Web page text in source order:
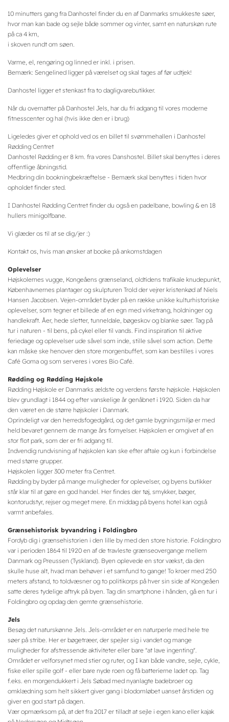
10 minutters gang fra Danhostel finder du en af Danmarks smukkeste søer,
hvor man kan bade og sejle både sommer og vinter, samt en naturskøn rute
på ca 4 km,
i skoven rundt om søen.
Varme, el, rengøring og linned er inkl. i prisen.
Bemærk: Sengelined ligger på værelset og skal tages af før udtjek!
Danhostel ligger et stenkast fra to dagligvarebutikker.
Når du overnatter på Danhostel Jels, har du fri adgang til vores moderne
fitnesscenter og hal (hvis ikke den er i brug)
Ligeledes giver et ophold ved os en billet til svømmehallen i Danhostel
Rødding Centret
Danhostel Rødding er 8 km. fra vores Danshostel. Billet skal benyttes i deres
offentlige åbningstid.
Medbring din bookningbekræftelse - Bemærk skal benyttes i tiden hvor
opholdet finder sted.
I Danhostel Rødding Centret finder du også en padelbane, bowling & en 18
hullers minigolfbane.
Vi glæder os til at se dig/jer :)
Kontakt os, hvis man ønsker at booke på ankomstdagen
Oplevelser
Højskolernes vugge, Kongeåens grænseland, oldtidens trafikale knudepunkt,
Københavnernes plantager og skulpturen Trold der vejrer kristenkød af Niels
Hansen Jacobsen. Vejen-området byder på en række unikke kulturhistoriske
oplevelser, som tegner et billede af en egn med virketrang, holdninger og
handlekraft. Åer, hede sletter, tunneldale, bøgeskov og blanke søer. Tag på
tur i naturen - til bens, på cykel eller til vands. Find inspiration til aktive
feriedage og oplevelser ude såvel som inde, stille såvel som action. Dette
kan måske ske henover den store morgenbuffet, som kan bestilles i vores
Café Goma og som serveres i vores Bio Café.
Rødding og Rødding Højskole
Rødding Højskole er Danmarks ældste og verdens første højskole. Højskolen
blev grundlagt i 1844 og efter vanskelige år genåbnet i 1920. Siden da har
den været en de større højskoler i Danmark.
Oprindeligt var den herredsfogedgård, og det gamle bygningsmiljø er med
held bevaret gennem de mange års fornyelser. Højskolen er omgivet af en
stor flot park, som der er fri adgang til.
Indvendig rundvisning af højskolen kan ske efter aftale og kun i forbindelse
med større grupper.
Højskolen ligger 300 meter fra Centret.
Rødding by byder på mange muligheder for oplevelser, og byens butikker
står klar til at gøre en god handel. Her findes der tøj, smykker, bøger,
kontorudstyr, rejser og meget mere. En middag på byens hotel kan også
varmt anbefales.
Grænsehistorisk byvandring i Foldingbro
Fordyb dig i grænsehistorien i den lille by med den store historie. Foldingbro
var i perioden 1864 til 1920 en af de travleste grænseovergange mellem
Danmark og Preussen (Tyskland). Byen oplevede en stor vækst, da den
skulle huse alt, hvad man behøver i et samfund to gange! To kroer med 250
meters afstand, to toldvæsner og to politikorps på hver sin side af Kongeåen
satte deres tydelige aftryk på byen. Tag din smartphone i hånden, gå en tur i
Foldingbro og opdag den gemte grænsehistorie.
Jels
Besøg det naturskønne Jels. Jels-området er en naturperle med hele tre
søer på stribe. Her er bøgetræer, der spejler sig i vandet og mange
muligheder for afstressende aktiviteter eller bare "at lave ingenting".
Området er velforsynet med stier og ruter, og I kan både vandre, sejle, cykle,
fiske eller spille golf - eller bare nyde roen og få batterierne ladet op. Tag
f.eks. en morgendukkert i Jels Søbad med nyanlagte badebroer og
omklædning som helt sikkert giver gang i blodomløbet uanset årstiden og
giver en god start på dagen.
Vær opmærksom på, at det fra 2017 er tilladt at sejle i egen kano eller kajak